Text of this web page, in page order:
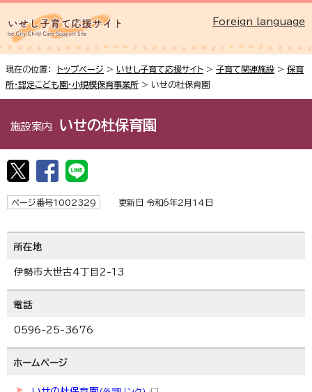
Foreign language
現在の位置： トップページ > いせし子育て応援サイト > 子育て関連施設 > 保育
所・認定こども園・小規模保育事業所 > いせの杜保育園
施設案内 いせの杜保育園
ページ番号1002329 更新日 令和6年2月14日
所在地
伊勢市大世古4丁目2-13
電話
0596-25-3676
ホームページ